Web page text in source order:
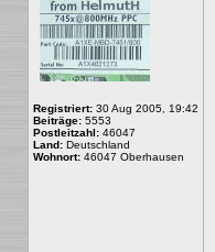
Registriert: 30 Aug 2005, 19:42
Beiträge: 5553
Postleitzahl: 46047
Land: Deutschland
Wohnort: 46047 Oberhausen